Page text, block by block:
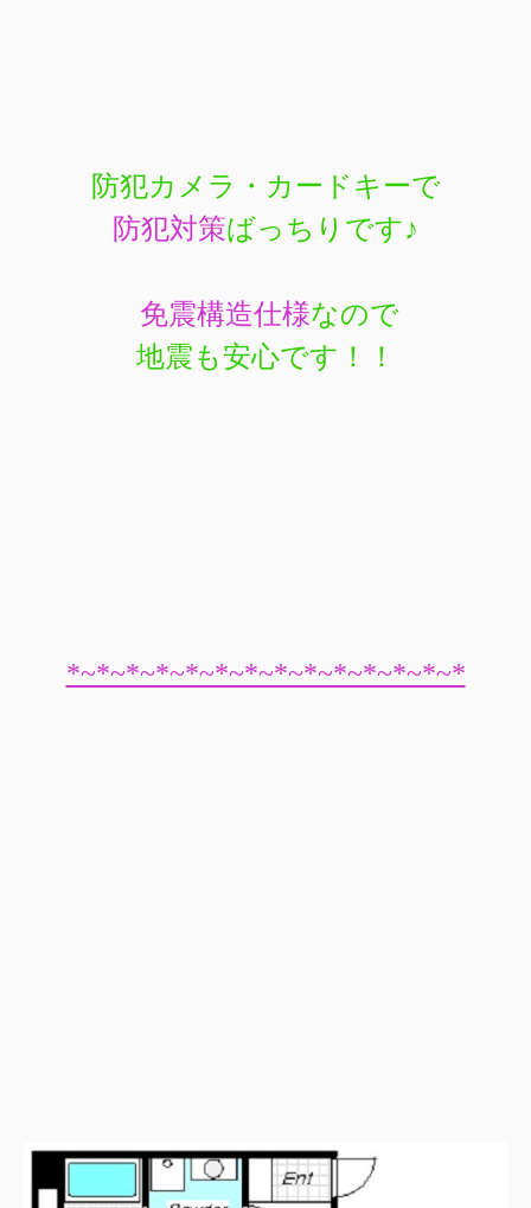
防犯カメラ・カードキーで
防犯対策ばっちりです♪
免震構造仕様なので
地震も安心です！！
*~*~*~*~*~*~*~*~*~*~*~*~*~*